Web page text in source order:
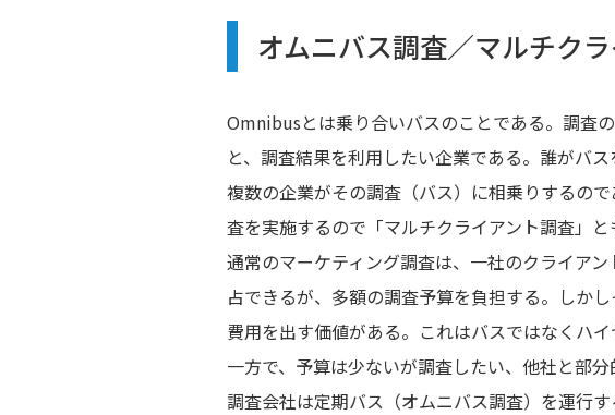
オムニバス調査／マルチク
Omnibusとは乗り合いバスのことである。調査
と、調査結果を利用したい企業である。誰がバ
複数の企業がその調査（バス）に相乗りするの
査を実施するので「マルチクライアント調査」と
通常のマーケティング調査は、一社のクライア
占できるが、多額の調査予算を負担する。しか
費用を出す価値がある。これはバスではなくハイ
一方で、予算は少ないが調査したい、他社と部
調査会社は定期バス（オムニバス調査）を運行